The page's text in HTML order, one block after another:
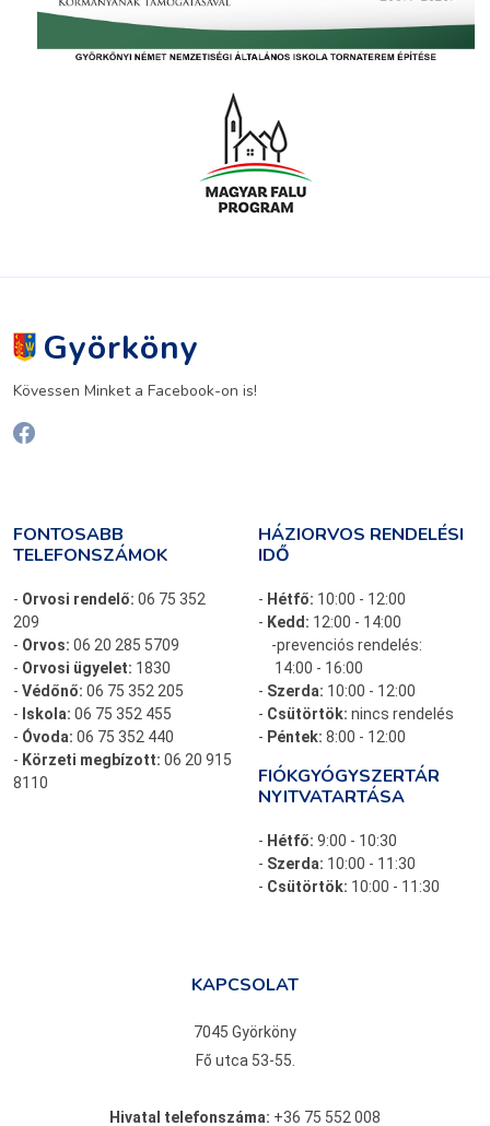
Györköny
Kövessen Minket a Facebook-on is!
FONTOSABB
TELEFONSZÁMOK
- Orvosi rendelő: 06 75 352
209
- Orvos: 06 20 285 5709
- Orvosi ügyelet: 1830
- Védőnő: 06 75 352 205
- Iskola: 06 75 352 455
- Óvoda: 06 75 352 440
- Körzeti megbízott: 06 20 915
8110
HÁZIORVOS RENDELÉSI
IDŐ
- Hétfő: 10:00 - 12:00
- Kedd: 12:00 - 14:00
-prevenciós rendelés:
14:00 - 16:00
- Szerda: 10:00 - 12:00
- Csütörtök: nincs rendelés
- Péntek: 8:00 - 12:00
FIÓKGYÓGYSZERTÁR
NYITVATARTÁSA
- Hétfő: 9:00 - 10:30
- Szerda: 10:00 - 11:30
- Csütörtök: 10:00 - 11:30
KAPCSOLAT
7045 Györköny
Fő utca 53-55.
Hivatal telefonszáma: +36 75 552 008